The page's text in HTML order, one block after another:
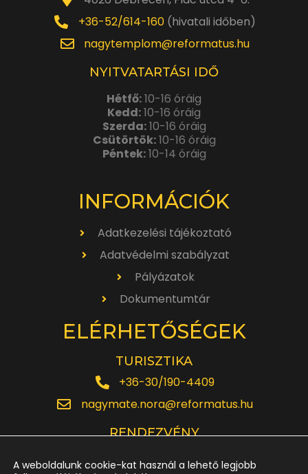
+36-52/614-160(hivatali időben)
nagytemplom@reformatus.hu
NYITVATARTÁSI IDŐ
Hétfő:10-16 óráig
Kedd:10-16 óráig
Szerda:10-16 óráig
Csütörtök:10-16 óráig
Péntek:10-14 óráig
INFORMÁCIÓK
Adatkezelési tájékoztató
Adatvédelmi szabályzat
Pályázatok
Dokumentumtár
ELÉRHETŐSÉGEK
TURISZTIKA
+36-30/190-4409
nagymate.nora@reformatus.hu
RENDEZVÉNY
A weboldalunk cookie-kat használ a lehető legjobb